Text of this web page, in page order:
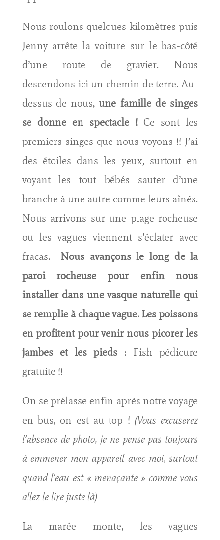
Nous roulons quelques kilomètres puis
Jenny arrête la voiture sur le bas-côté
d’une route de gravier. Nous
descendons ici un chemin de terre. Au-
dessus de nous, une famille de singes
se donne en spectacle ! Ce sont les
premiers singes que nous voyons !! J’ai
des étoiles dans les yeux, surtout en
voyant les tout bébés sauter d’une
branche à une autre comme leurs aînés.
Nous arrivons sur une plage rocheuse
ou les vagues viennent s’éclater avec
fracas. Nous avançons le long de la
paroi rocheuse pour enfin nous
installer dans une vasque naturelle qui
se remplie à chaque vague. Les poissons
en profitent pour venir nous picorer les
jambes et les pieds : Fish pédicure
gratuite !!
On se prélasse enfin après notre voyage
en bus, on est au top ! (Vous excuserez
l’absence de photo, je ne pense pas toujours
à emmener mon appareil avec moi, surtout
quand l’eau est « menaçante » comme vous
allez le lire juste là)
La marée monte, les vagues